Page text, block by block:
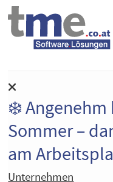
❄️
Sommer –
am
Unternehmen